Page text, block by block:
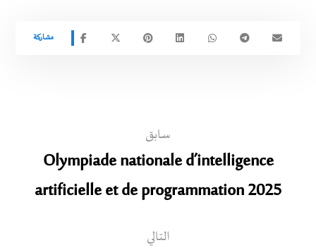
سابق
Olympiade nationale d’intelligence
artificielle et de programmation 2025
التالي